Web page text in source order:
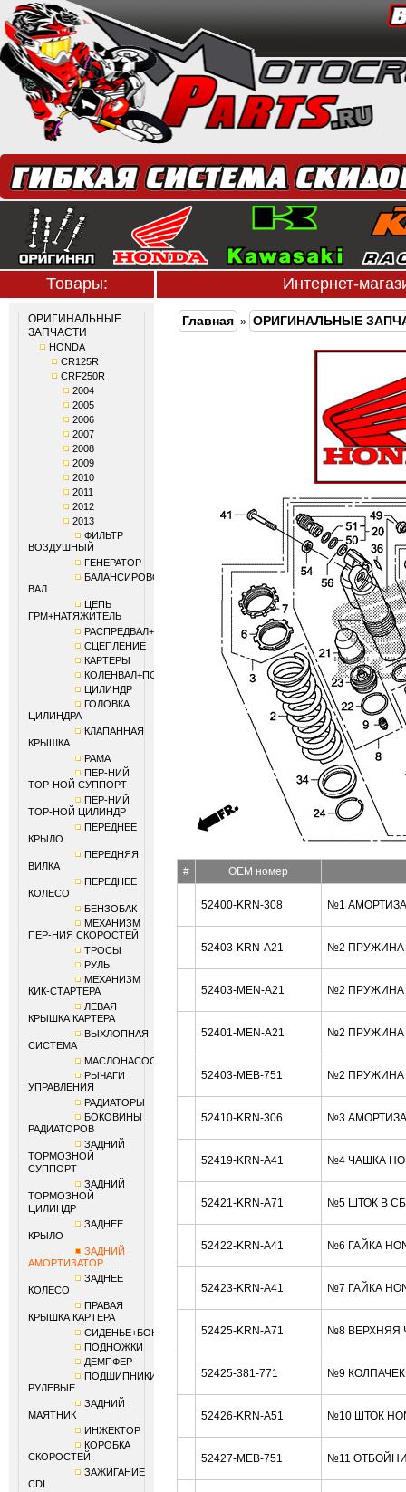
Товары: Интернет-
ОРИГИНАЛЬНЫЕ
ЗАПЧАСТИ
HONDA
CR125R
CRF250R
2004
2005
2006
2007
2008
2009
2010
2011
2012
2013
ФИЛЬТР
ВОЗДУШНЫЙ
ГЕНЕРАТОР
БАЛАНСИРОВОЧНЫЙ
ВАЛ
ЦЕПЬ
ГРМ+НАТЯЖИТЕЛЬ
РАСПРЕДВАЛ+КЛАПАНЫ
СЦЕПЛЕНИЕ
КАРТЕРЫ
КОЛЕНВАЛ+ПОРШЕНЬ
ЦИЛИНДР
ГОЛОВКА
ЦИЛИНДРА
КЛАПАННАЯ
КРЫШКА
РАМА
ПЕР-НИЙ
ТОР-НОЙ СУППОРТ
ПЕР-НИЙ
ТОР-НОЙ ЦИЛИНДР
ПЕРЕДНЕЕ
КРЫЛО
ПЕРЕДНЯЯ
ВИЛКА
ПЕРЕДНЕЕ
КОЛЕСО
БЕНЗОБАК
МЕХАНИЗМ
ПЕР-НИЯ СКОРОСТЕЙ
ТРОСЫ
РУЛЬ
МЕХАНИЗМ
КИК-СТАРТЕРА
ЛЕВАЯ
КРЫШКА КАРТЕРА
ВЫХЛОПНАЯ
СИСТЕМА
МАСЛОНАСОС
РЫЧАГИ
УПРАВЛЕНИЯ
РАДИАТОРЫ
БОКОВИНЫ
РАДИАТОРОВ
ЗАДНИЙ
ТОРМОЗНОЙ
СУППОРТ
ЗАДНИЙ
ТОРМОЗНОЙ
ЦИЛИНДР
ЗАДНЕЕ
КРЫЛО
ЗАДНИЙ
АМОРТИЗАТОР
ЗАДНЕЕ
КОЛЕСО
ПРАВАЯ
КРЫШКА КАРТЕРА
СИДЕНЬЕ+БОКОВИНЫ
ПОДНОЖКИ
ДЕМПФЕР
ПОДШИПНИКИ
РУЛЕВЫЕ
ЗАДНИЙ
МАЯТНИК
ИНЖЕКТОР
КОРОБКА
СКОРОСТЕЙ
ЗАЖИГАНИЕ
CDI
Главная » ОРИГИНАЛЬНЫЕ
# OEM номер
52400-KRN-308 №1
52403-KRN-A21 №2 ПРУЖИНА
52403-MEN-A21 №2 ПРУЖИНА
52401-MEN-A21 №2 ПРУЖИНА
52403-MEB-751 №2 ПРУЖИНА
52410-KRN-306 №3
52419-KRN-A41 №4 ЧАШКА
52421-KRN-A71 №5 ШТОК В
52422-KRN-A41 №6 ГАЙКА
52423-KRN-A41 №7 ГАЙКА
52425-KRN-A71 №8 ВЕРХНЯЯ
52425-381-771 №9 КОЛПАЧЕК
52426-KRN-A51 №10 ШТОК
52427-MEB-751 №11